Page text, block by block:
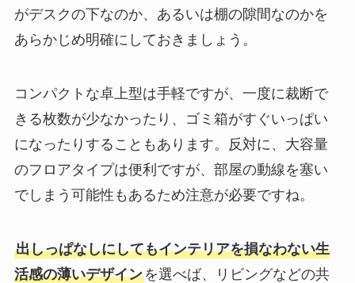
がデスクの下なのか、あるいは棚の隙間なのかを
あらかじめ明確にしておきましょう。
コンパクトな卓上型は手軽ですが、一度に裁断で
きる枚数が少なかったり、ゴミ箱がすぐいっぱい
になったりすることもあります。反対に、大容量
のフロアタイプは便利ですが、部屋の動線を塞い
でしまう可能性もあるため注意が必要ですね。
出しっぱなしにしてもインテリアを損なわない生
活感の薄いデザインを選べば、リビングなどの共